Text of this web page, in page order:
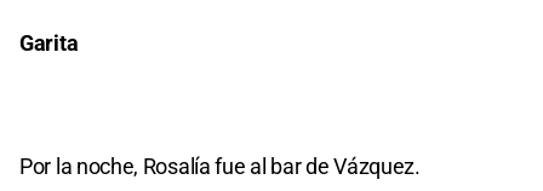
Garita
Por la noche, Rosalía fue al bar de Vázquez.